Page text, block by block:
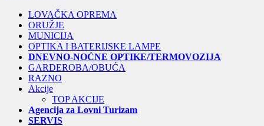
LOVAČKA OPREMA
ORUŽJE
MUNICIJA
OPTIKA I BATERIJSKE LAMPE
DNEVNO-NOĆNE OPTIKE/TERMOVOZIJA
GARDEROBA/OBUĆA
RAZNO
Akcije
TOP AKCIJE
Agencija za Lovni Turizam
SERVIS